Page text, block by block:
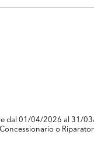
dal 01/04/2026 al 31/
o